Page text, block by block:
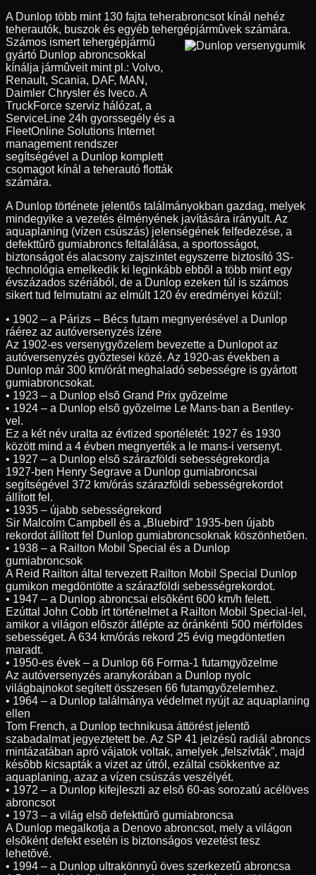
A Dunlop több mint 130 fajta teherabroncsot kínál nehéz
teherautók, buszok és egyéb tehergépjármûvek számára.
Számos ismert tehergépjármû
gyártó Dunlop abroncsokkal
kínálja jármûveit mint pl.: Volvo,
Renault, Scania, DAF, MAN,
Daimler Chrysler és Iveco. A
TruckForce szerviz hálózat, a
ServiceLine 24h gyorssegély és a
FleetOnline Solutions Internet
management rendszer
segítségével a Dunlop komplett
csomagot kínál a teherautó flották
számára.
A Dunlop története jelentõs találmányokban gazdag, melyek
mindegyike a vezetés élményének javítására irányult. Az
aquaplaning (vízen csúszás) jelenségének felfedezése, a
defekttûrõ gumiabroncs feltalálása, a sportosságot,
biztonságot és alacsony zajszintet egyszerre biztosító 3S-
technológia emelkedik ki leginkább ebbõl a több mint egy
évszázados szériából, de a Dunlop ezeken túl is számos
sikert tud felmutatni az elmúlt 120 év eredményei közül:
• 1902 – a Párizs – Bécs futam megnyerésével a Dunlop
ráérez az autóversenyzés ízére
Az 1902-es versenygyõzelem bevezette a Dunlopot az
autóversenyzés gyõztesei közé. Az 1920-as években a
Dunlop már 300 km/órát meghaladó sebességre is gyártott
gumiabroncsokat.
• 1923 – a Dunlop elsõ Grand Prix gyõzelme
• 1924 – a Dunlop elsõ gyõzelme Le Mans-ban a Bentley-
vel.
Ez a két név uralta az évtized sportéletét: 1927 és 1930
között mind a 4 évben megnyerték a le mans-i versenyt.
• 1927 – a Dunlop elsõ szárazföldi sebességrekordja
1927-ben Henry Segrave a Dunlop gumiabroncsai
segítségével 372 km/órás szárazföldi sebességrekordot
állított fel.
• 1935 – újabb sebességrekord
Sir Malcolm Campbell és a „Bluebird” 1935-ben újabb
rekordot állított fel Dunlop gumiabroncsoknak köszönhetõen.
• 1938 – a Railton Mobil Special és a Dunlop
gumiabroncsok
A Reid Railton által tervezett Railton Mobil Special Dunlop
gumikon megdöntötte a szárazföldi sebességrekordot.
• 1947 – a Dunlop abroncsai elsõként 600 km/h felett.
Ezúttal John Cobb írt történelmet a Railton Mobil Special-lel,
amikor a világon elõször átlépte az óránkénti 500 mérföldes
sebességet. A 634 km/órás rekord 25 évig megdöntetlen
maradt.
• 1950-es évek – a Dunlop 66 Forma-1 futamgyõzelme
Az autóversenyzés aranykorában a Dunlop nyolc
világbajnokot segített összesen 66 futamgyõzelemhez.
• 1964 – a Dunlop találmánya védelmet nyújt az aquaplaning
ellen
Tom French, a Dunlop technikusa áttörést jelentõ
szabadalmat jegyeztetett be. Az SP 41 jelzésû radiál abroncs
mintázatában apró vájatok voltak, amelyek „felszívták”, majd
késõbb kicsapták a vizet az útról, ezáltal csökkentve az
aquaplaning, azaz a vízen csúszás veszélyét.
• 1972 – a Dunlop kifejleszti az elsõ 60-as sorozatú acélöves
abroncsot
• 1973 – a világ elsõ defekttûrõ gumiabroncsa
A Dunlop megalkotja a Denovo abroncsot, mely a világon
elsõként defekt esetén is biztonságos vezetést tesz
lehetõvé.
• 1994 – a Dunlop ultrakönnyû öves szerkezetû abroncsa